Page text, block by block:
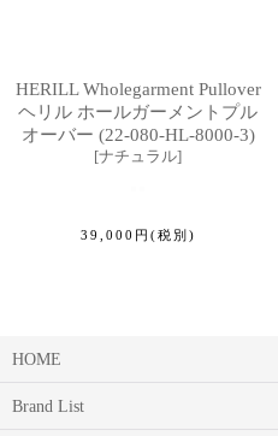
HERILL Wholegarment Pullover
ヘリル ホールガーメントプル
オーバー (22-080-HL-8000-3)
[ナチュラル]
39,000 円 (税別)
HOME
Brand List